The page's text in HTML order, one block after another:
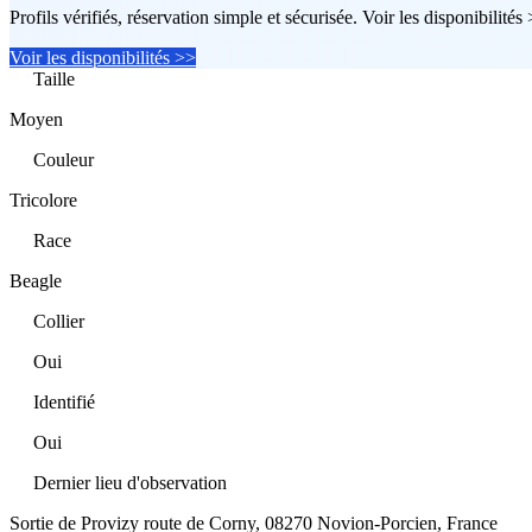
Profils vérifiés, réservation simple et sécurisée. Voir les disponibilités
Voir les disponibilités >>
Taille
Moyen
Couleur
Tricolore
Race
Beagle
Collier
Oui
Identifié
Oui
Dernier lieu d'observation
Sortie de Provizy route de Corny, 08270 Novion-Porcien, France